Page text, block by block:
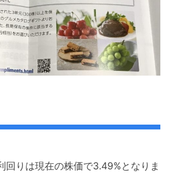
回りは現在の株価で3.49%となりま